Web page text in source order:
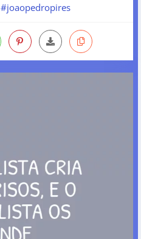
#joaopedropires